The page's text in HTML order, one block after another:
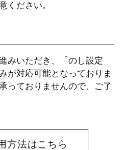
ください。
みいただき、「のし設定
が対応可能となっておりま
っておりませんので、ご了
方法はこちら